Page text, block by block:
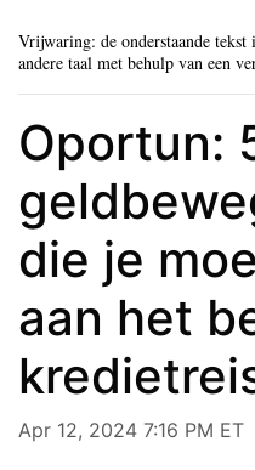
Vrijwaring: de onderstaande
andere taal met behulp van een
Oportun:
die je
aan het
Apr 12, 2024 7:16 PM ET